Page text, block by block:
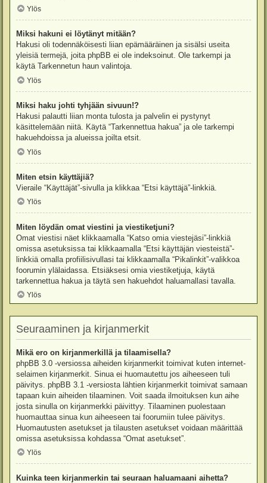
Ylös
Miksi hakuni ei löytänyt mitään?
Hakusi oli todennäköisesti liian epämääräinen ja sisälsi useita
yleisiä termejä, joita phpBB ei ole indeksoinut. Ole tarkempi ja
käytä Tarkennetun haun valintoja.
Ylös
Miksi haku johti tyhjään sivuun!?
Hakusi palautti liian monta tulosta ja palvelin ei pystynyt
käsittelemään niitä. Käytä “Tarkennettua hakua” ja ole tarkempi
hakuehdoissa ja alueissa joilta etsit.
Ylös
Miten etsin käyttäjiä?
Vieraile “Käyttäjät”-sivulla ja klikkaa “Etsi käyttäjä”-linkkiä.
Ylös
Miten löydän omat viestini ja viestiketjuni?
Omat viestisi näet klikkaamalla “Katso omia viestejäsi”-linkkiä
omissa asetuksissa tai klikkaamalla “Etsi käyttäjän viesteistä”-
linkkiä omalla profiilisivullasi tai klikkaamalla “Pikalinkit”-valikkoa
foorumin ylälaidassa. Etsiäksesi omia viestiketjuja, käytä
tarkennettua hakua ja täytä sen hakuehdot haluamallasi tavalla.
Ylös
Seuraaminen ja kirjanmerkit
Mikä ero on kirjanmerkillä ja tilaamisella?
phpBB 3.0 -versiossa aiheiden kirjanmerkit toimivat kuten internet-
selaimen kirjanmerkit. Sinua ei huomautettu jos aiheeseen tuli
päivitys. phpBB 3.1 -versiosta lähtien kirjanmerkit toimivat samaan
tapaan kuin aiheiden tilaaminen. Voit saada ilmoituksen kun aihe
josta sinulla on kirjanmerkki päivittyy. Tilaaminen puolestaan
huomauttaa sinua kun aiheeseen tai foorumiin tulee päivitys.
Huomautusten asetukset ja tilausten asetukset voidaan määrittää
omissa asetuksissa kohdassa “Omat asetukset”.
Ylös
Kuinka teen kirjanmerkin tai seuraan haluamaani aihetta?